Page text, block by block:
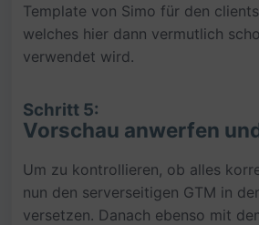
Template von Simo für den
welches hier dann vermutlich
verwendet wird.
Schritt 5:
Vorschau anwerfen
Um zu kontrollieren, ob alles
nun den serverseitigen GTM in
versetzen. Danach ebenso mit